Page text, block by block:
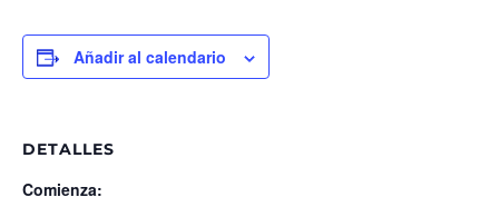
Añadir al calendario
DETALLES
Comienza: